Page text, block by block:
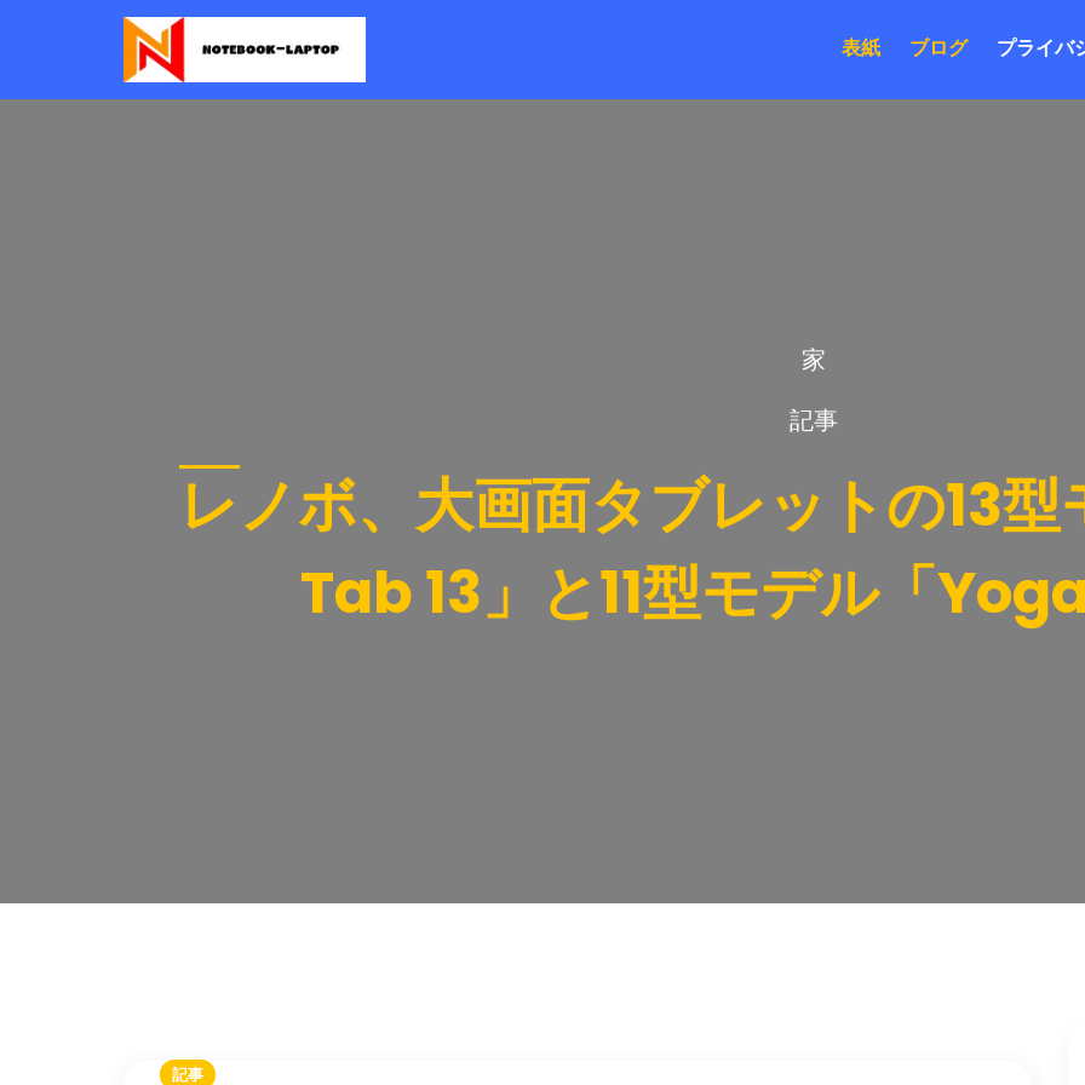
表紙 ブログ プライバ
家
記事
レノボ、大画面タブレットの13
Tab 13」と11型モデル「Yoga
記事